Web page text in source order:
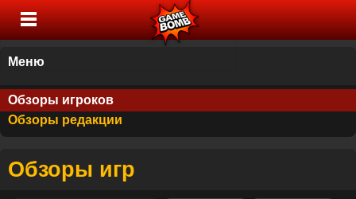
Меню
Обзоры игроков
Обзоры редакции
Обзоры игр